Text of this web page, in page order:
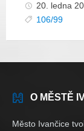
20. ledna
106/99
O MĚSTĚ
Město Ivančice